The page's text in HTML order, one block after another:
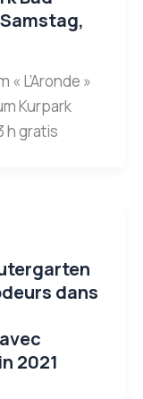
L’Aronde »
Kurpark
h gratis
dans
2021